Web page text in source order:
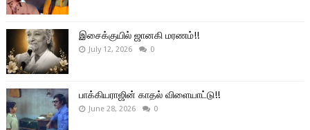
இசைக்குயில் ஜானகி மரணம்!!
July 12, 2026 0
பாக்கியராஜின் காதல் விளையாட்டு!!
June 28, 2026 0